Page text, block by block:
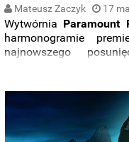
Mateusz Zaczyk 17
Wytwórnia Paramount
harmonogramie
najnowszego
wyczekiwany przez
„Wojowniczych
nowa data premiery.